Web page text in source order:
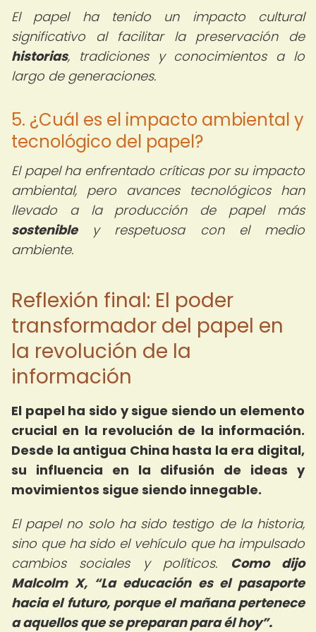
El papel ha tenido un impacto cultural
significativo al facilitar la preservación de
historias, tradiciones y conocimientos a lo
largo de generaciones.
5. ¿Cuál es el impacto ambiental y
tecnológico del papel?
El papel ha enfrentado críticas por su impacto
ambiental, pero avances tecnológicos han
llevado a la producción de papel más
sostenibley respetuosa con el medio
ambiente.
Reflexión final: El poder
transformador del papel en
la revolución de la
información
El papel ha sido y sigue siendo un elemento
crucial en la revolución de la información.
Desde la antigua China hasta la era digital,
su influencia en la difusión de ideas y
movimientos sigue siendo innegable.
El papel no solo ha sido testigo de la historia,
sino que ha sido el vehículo que ha impulsado
cambios sociales y políticos. Como dijo
Malcolm X,
La educación es el pasaporte
hacia el futuro, porque el mañana pertenece
a aquellos que se preparan para él hoy .